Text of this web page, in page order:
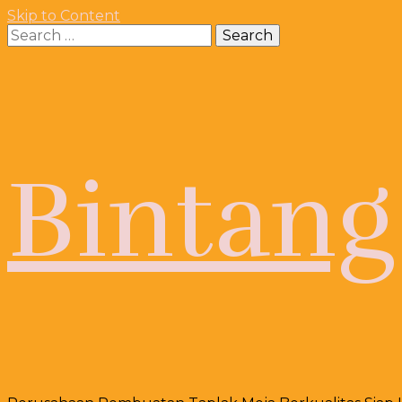
Skip to Content
Search
for:
Bintang